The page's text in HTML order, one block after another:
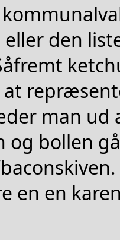
den
man ud
og bollen
en en